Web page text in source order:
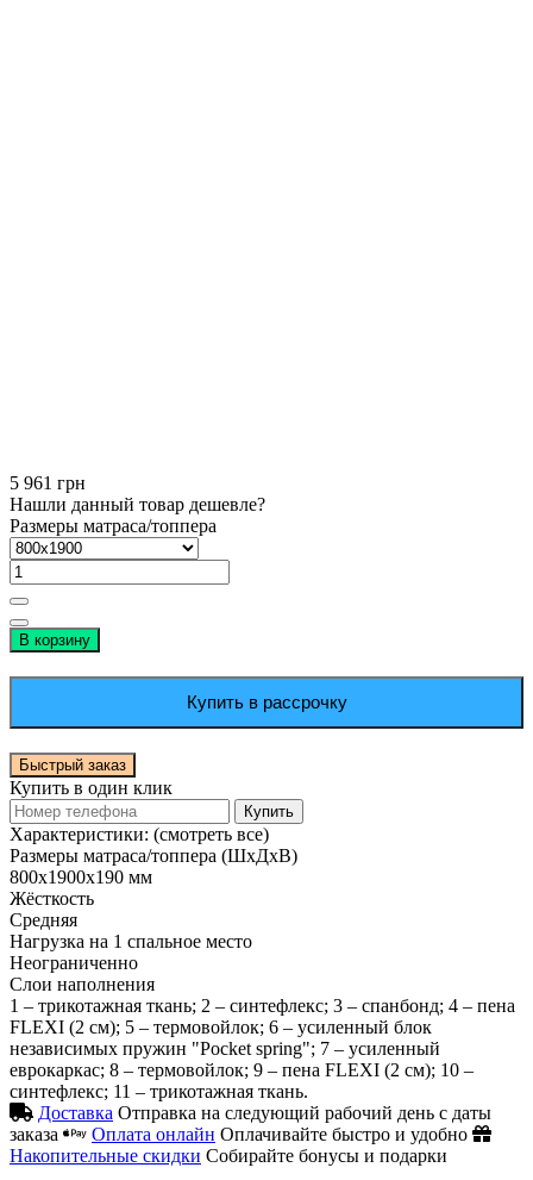
5 961 грн
Нашли данный товар дешевле?
Размеры матраса/топпера
В корзину
Купить в рассрочку
Быстрый заказ
Купить в один клик
Купить
Характеристики: (смотреть все)
Размеры матраса/топпера (ШхДхВ)
800х1900х190 мм
Жёсткость
Средняя
Нагрузка на 1 спальное место
Неограниченно
Слои наполнения
1 – трикотажная ткань; 2 – синтефлекс; 3 – спанбонд; 4 – пена
FLEXI (2 см); 5 – термовойлок; 6 – усиленный блок
независимых пружин "Pocket spring"; 7 – усиленный
еврокаркас; 8 – термовойлок; 9 – пена FLEXI (2 см); 10 –
синтефлекс; 11 – трикотажная ткань.
Доставка Отправка на следующий рабочий день с даты
заказа
Оплата онлайн Оплачивайте быстро и удобно
Накопительные скидки Собирайте бонусы и подарки